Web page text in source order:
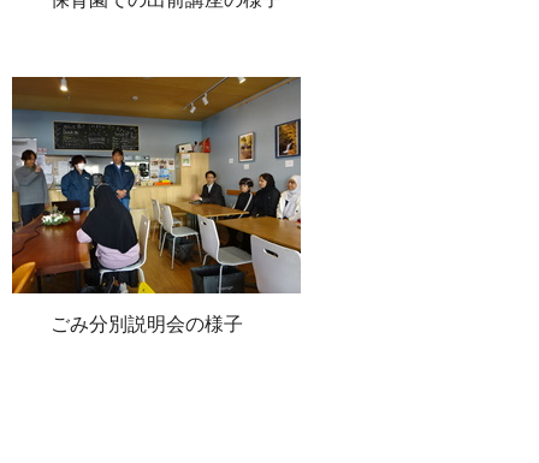
ごみ分別説明会の様子